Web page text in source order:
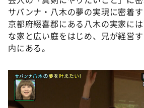
アナ回覧板
サバンナ・八木の夢の実現に密着す
京都府綴喜郡にある八木の実家に
な家と広い庭をはじめ、兄が経営
内にある。